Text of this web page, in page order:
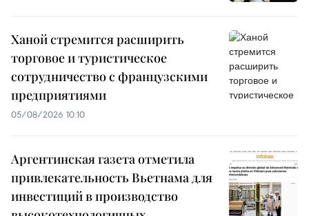
Ханой стремится расширить
торговое и туристическое
сотрудничество с французскими
предприятиями
05/08/2026 10:10
Аргентинская газета отметила
привлекательность Вьетнама для
инвестиций в производство